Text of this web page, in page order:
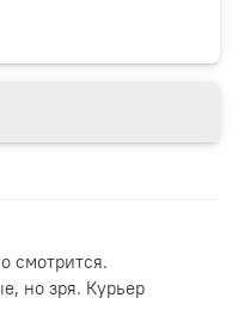
смотрится.
но зря. Курьер